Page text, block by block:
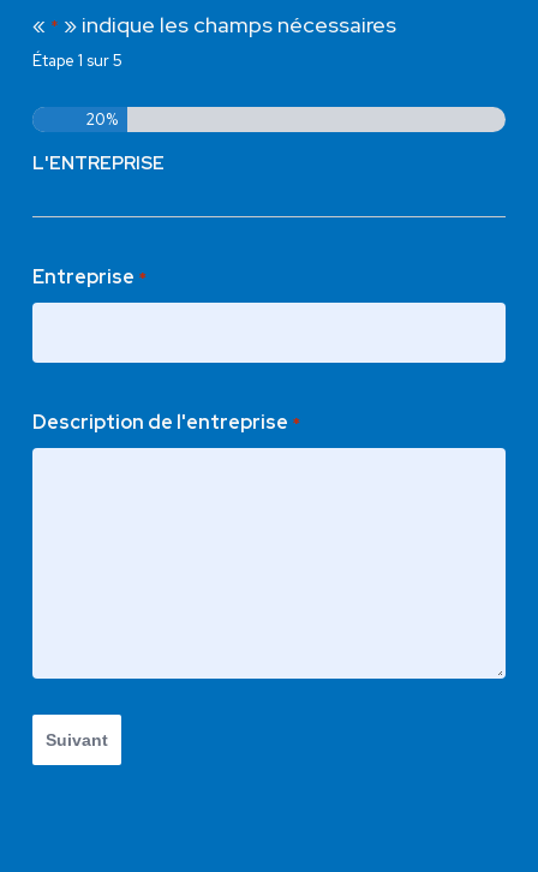
« * » indique les champs nécessaires
Étape 1 sur5
20%
L'ENTREPRISE
Entreprise *
Description de l'entreprise *